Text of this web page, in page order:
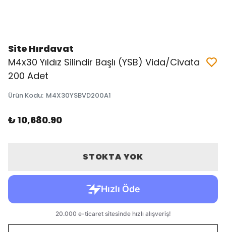
Site Hırdavat
M4x30 Yıldız Silindir Başlı (YSB) Vida/Civata
200 Adet
Ürün Kodu: M4X30YSBVD200A1
₺ 10,680.90
STOKTA YOK